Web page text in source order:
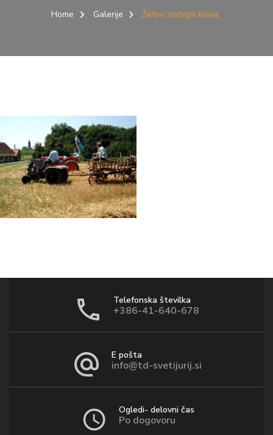
Home Galerije Žetev zlatega klasa
Telefonska številka
+386-41-640-678
E pošta
info@td-svetijurij.si
Ogledi- delovni čas
Po dogovoru